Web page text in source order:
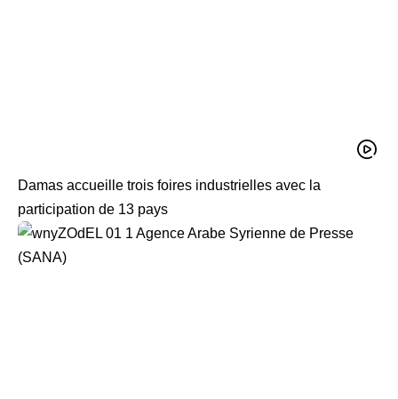
Damas accueille trois foires industrielles avec la
participation de 13 pays